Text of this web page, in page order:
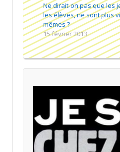
Ne dirait-on pas que les
les élèves, ne sont plus
mêmes ?
15 février 2013